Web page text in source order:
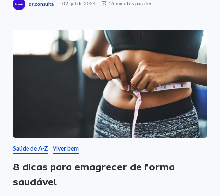
dr.consulta 02, jul de 2024 16 minutos para ler
Saúde de A-Z Viver bem
8 dicas para emagrecer de forma
saudável